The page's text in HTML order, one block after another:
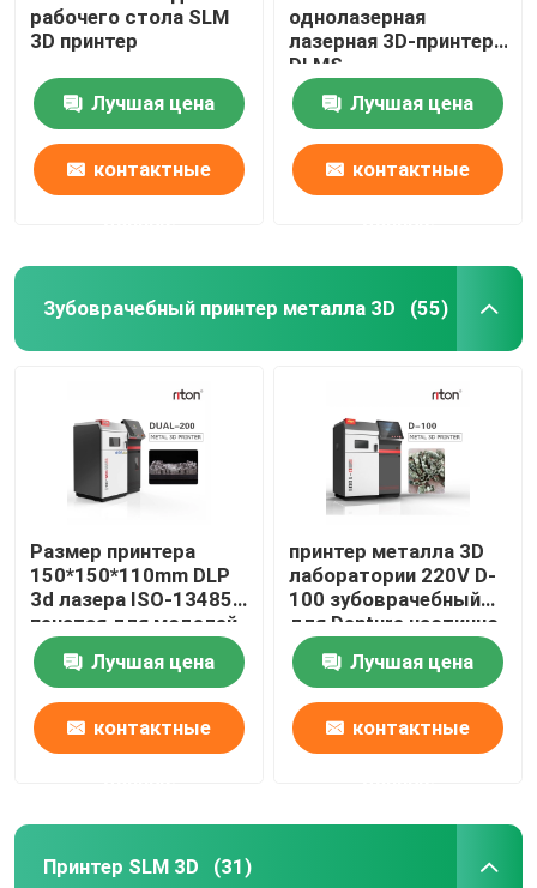
Машина для изгиба проволоки DMIS-V1
Машина для изгиба проволоки DMIS-V1
Машина для изгиба проволоки DMIS-V1
рабочего стола SLM
3D принтер
Лучшая цена
контактные
однолазерная
лазерная 3D-принтер
DLMS
Лучшая цена
контактные
Зубоврачебный принтер металла 3D (55)
Размер принтера
150*150*110mm DLP
3d лазера ISO-13485
печатая для моделей
зубного имплантата
Лучшая цена
контактные
принтер металла 3D
лаборатории 220V D-
100 зубоврачебный
для Denture частично
Riton
Лучшая цена
контактные
Принтер SLM 3D (31)